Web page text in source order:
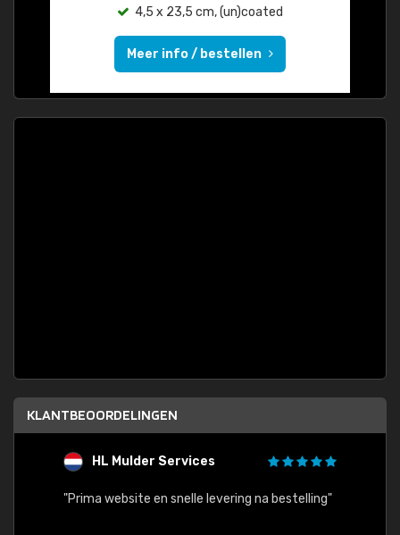
4,5 x 23,5 cm, (un)coated
Meer info / bestellen
KLANTBEOORDELINGEN
HL Mulder Services
"Prima website en snelle levering na bestelling"